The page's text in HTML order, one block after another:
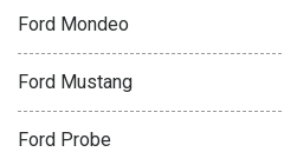
Ford Mondeo
Ford Mustang
Ford Probe